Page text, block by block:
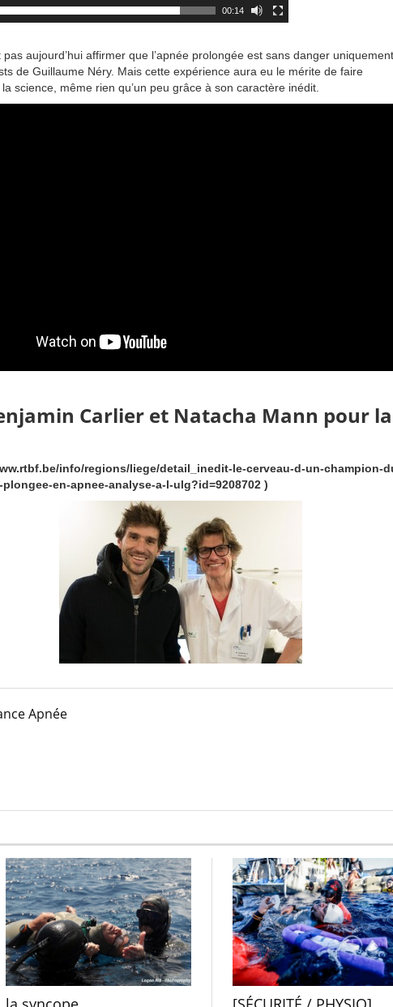
00:14
aujourd’hui affirmer que l’apnée prolongée est sans danger uniquement
de Guillaume Néry. Mais cette expérience aura eu le mérite de faire
science, même rien qu’un peu grâce à son caractère inédit.
Carlier et Natacha Mann pour la
info/regions/liege/detail_inedit-le-cerveau-d-un-champion-
plongee-en-apnee-analyse-a-l-ulg?id=9208702 )
Apnée